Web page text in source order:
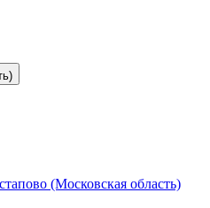
(Московская область)